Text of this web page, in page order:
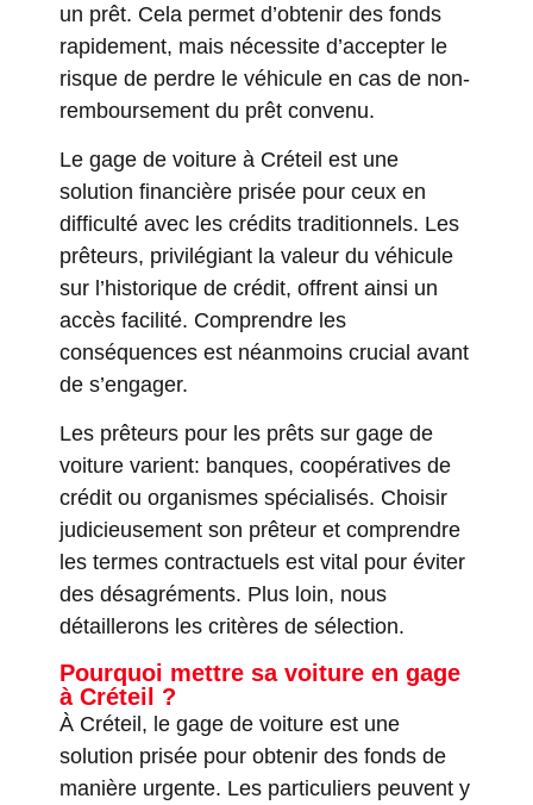
un prêt. Cela permet d’obtenir des fonds
rapidement, mais nécessite d’accepter le
risque de perdre le véhicule en cas de non-
remboursement du prêt convenu.
Le gage de voiture à Créteil est une
solution financière prisée pour ceux en
difficulté avec les crédits traditionnels. Les
prêteurs, privilégiant la valeur du véhicule
sur l’historique de crédit, offrent ainsi un
accès facilité. Comprendre les
conséquences est néanmoins crucial avant
de s’engager.
Les prêteurs pour les prêts sur gage de
voiture varient: banques, coopératives de
crédit ou organismes spécialisés. Choisir
judicieusement son prêteur et comprendre
les termes contractuels est vital pour éviter
des désagréments. Plus loin, nous
détaillerons les critères de sélection.
Pourquoi mettre sa voiture en gage
à Créteil ?
À Créteil, le gage de voiture est une
solution prisée pour obtenir des fonds de
manière urgente. Les particuliers peuvent y